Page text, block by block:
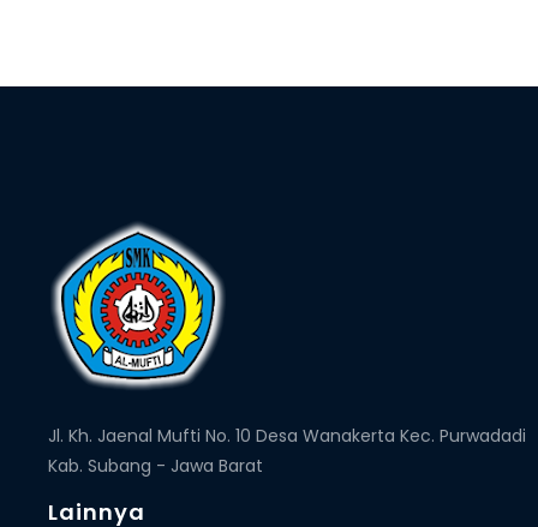
Jl. Kh. Jaenal Mufti No. 10 Desa Wanakerta Kec. Purwadadi
Kab. Subang - Jawa Barat
Lainnya